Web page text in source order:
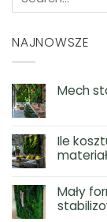
NAJNOWSZE
Mech
Ile
Mały